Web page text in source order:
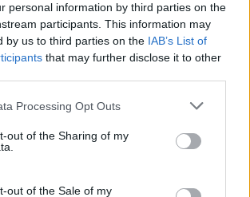
personal information by third parties on the
participants. This information may
by us to third parties on the IAB’s List of
that may further disclose it to other
this website/app uses one or more Google
visit or usage behaviour. You may click to
to Google and its third-party tags to
below specified purposes in below Google
Processing Opt Outs
out of the Sharing of my
out of the Sale of my